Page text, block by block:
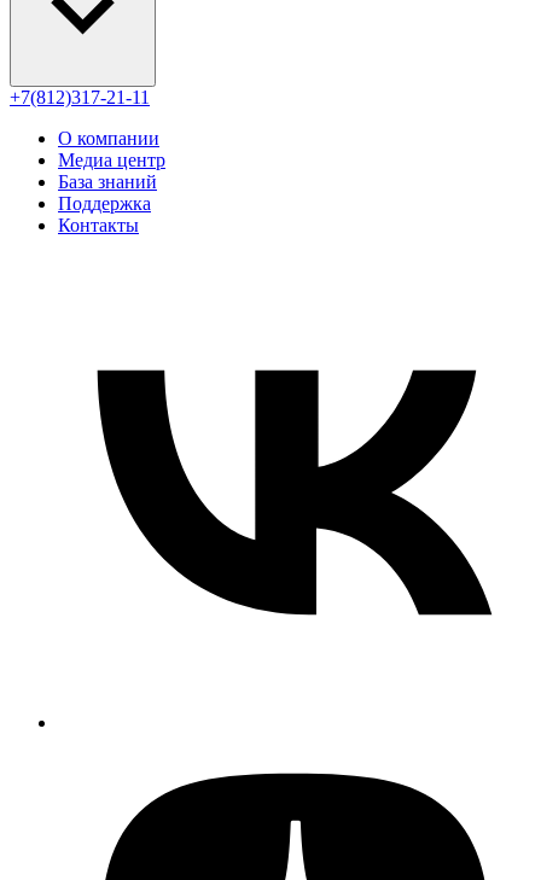
+7(812)317-21-11
О компании
Медиа центр
База знаний
Поддержка
Контакты